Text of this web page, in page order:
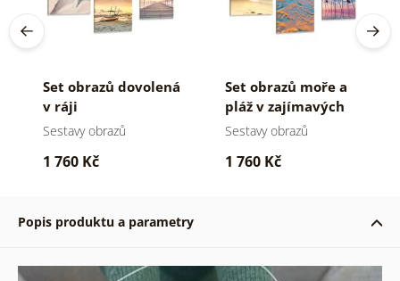
Set obrazů dovolená
v ráji
Sestavy obrazů
1 760 Kč
Set obrazů moře a
pláž v zajímavých
barvách
Sestavy obrazů
1 760 Kč
Popis produktu a parametry